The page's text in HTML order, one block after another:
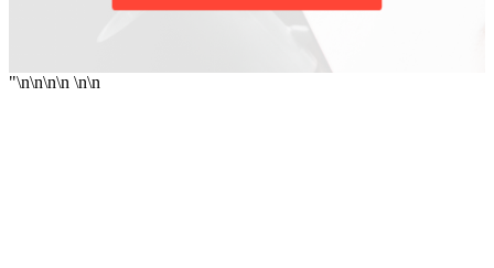
"\n\n\n\n \n\n